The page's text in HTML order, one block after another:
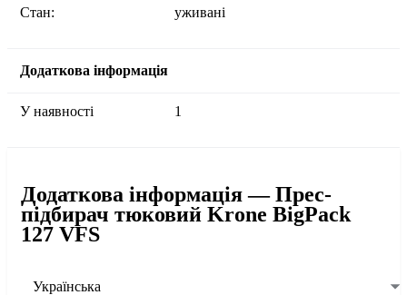
Стан: уживані
Додаткова інформація
У наявності 1
Додаткова інформація — Прес-
підбирач тюковий Krone BigPack
127 VFS
Українська